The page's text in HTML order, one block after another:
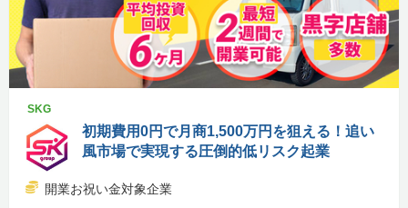
SKG
初期費用0円で月商1,500万円を狙える！追い
風市場で実現する圧倒的低リスク起業
開業お祝い金対象企業